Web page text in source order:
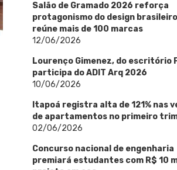
Salão de Gramado 2026 reforça
protagonismo do design
reúne mais de 100 marcas
12/06/2026
Lourenço Gimenez, do escritório
participa do ADIT Arq 2026
10/06/2026
Itapoá registra alta de 121% nas
de apartamentos no primeiro
02/06/2026
Concurso nacional de engenharia
premiará estudantes com R$ 10